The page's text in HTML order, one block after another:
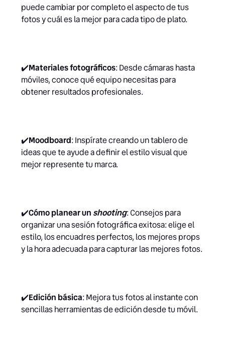
puede cambiar por completo el aspecto de tus
fotos y cuál es la mejor para cada tipo de plato.
✔️Materiales fotográficos: Desde cámaras hasta
móviles, conoce qué equipo necesitas para
obtener resultados profesionales.
✔️Moodboard: Inspírate creando un tablero de
ideas que te ayude a definir el estilo visual que
mejor represente tu marca.
✔️Cómo planear un shooting: Consejos para
organizar una sesión fotográfica exitosa: elige el
estilo, los encuadres perfectos, los mejores props
y la hora adecuada para capturar las mejores fotos.
✔️Edición básica: Mejora tus fotos al instante con
sencillas herramientas de edición desde tu móvil.